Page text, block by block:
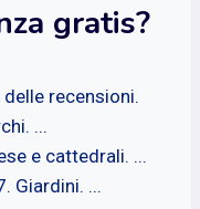
gratis?
recensioni.
...
e cattedrali. ...
Giardini. ...